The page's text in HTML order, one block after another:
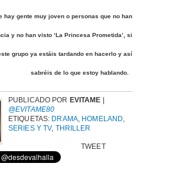
hay gente muy joven o personas que no han
y no han visto ‘La Princesa Prometida’, si
grupo ya estáis tardando en hacerlo y así
sabréis de lo que estoy hablando.
PUBLICADO POR EVITAME |
@EVITAME80
ETIQUETAS: DRAMA, HOMELAND
SERIES Y TV, THRILLER
TWEET